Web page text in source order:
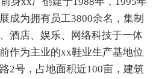
成为拥有员工3800余名，集制
酒店、娱乐、网络科技于一体
作为主业的xx鞋业生产基地位
2号，占地面积近100亩，建筑